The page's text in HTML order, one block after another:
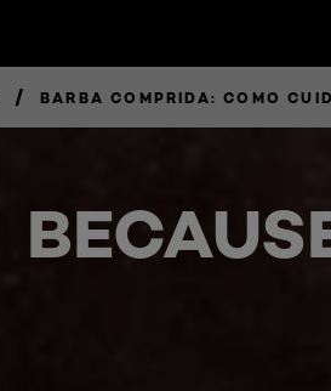
/ BARBA COMPRIDA: COMO